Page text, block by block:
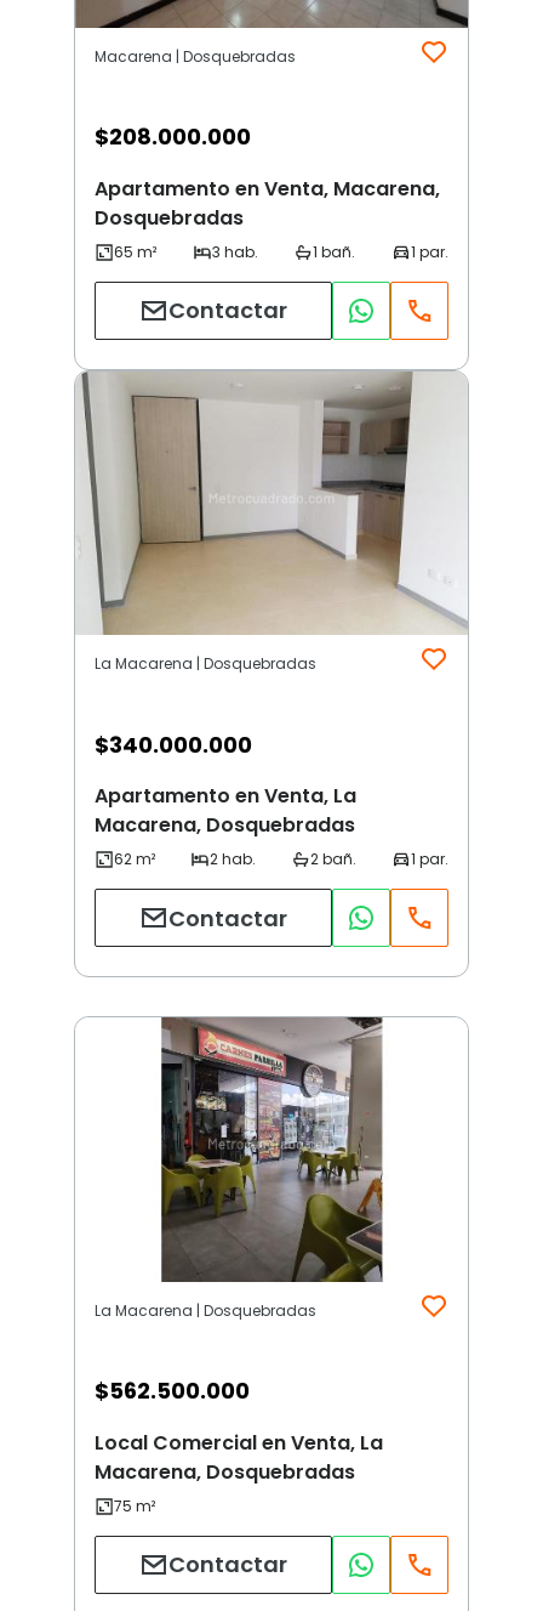
Macarena | Dosquebradas
$208.000.000
Apartamento en Venta, Macarena,
Dosquebradas
Contactar
La Macarena | Dosquebradas
$340.000.000
Apartamento en Venta, La
Macarena, Dosquebradas
Contactar
La Macarena | Dosquebradas
$562.500.000
Local Comercial en Venta, La
Macarena, Dosquebradas
Contactar